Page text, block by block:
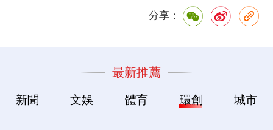
分享：
最新推薦
新聞 文娛 體育 環創 城市